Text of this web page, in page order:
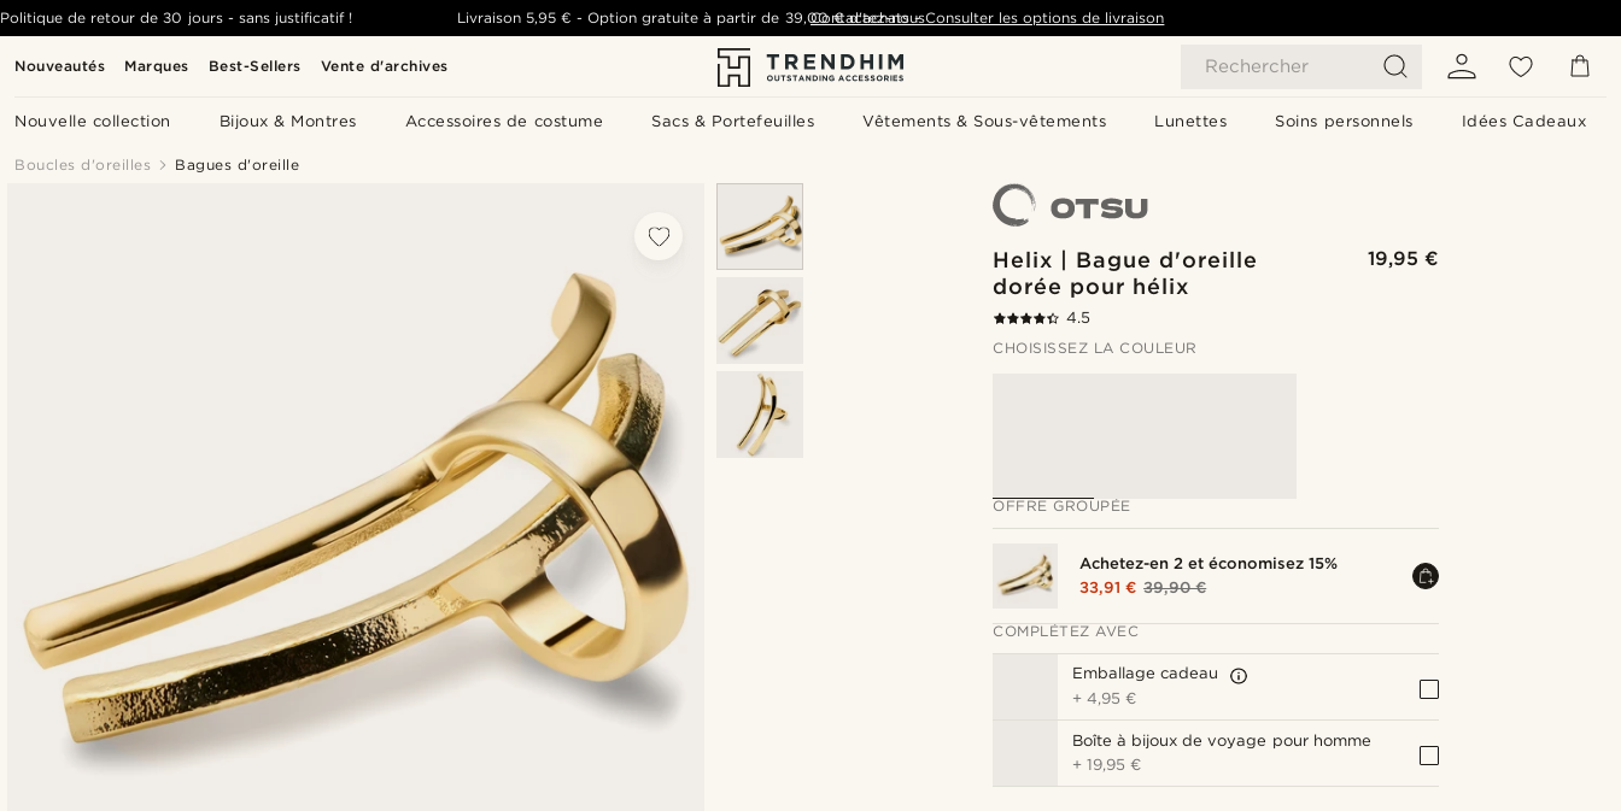
Nouveautés Marques Best-Sellers Vente d'archives Rechercher
Nouvelle collection Bijoux & Montres Accessoires de costume Sacs & Portefeuilles Vêtements & Sous-vêtements Lunettes Soins personnels Idées Cadeaux
Politique de retour de 30 jours - sans justificatif ! Livraison 5,95 € -Option gratuite à partir de 39,00 € d'achats- Consulter les options de livraison
Contactez-nous
Boucles d'oreilles Bagues d'oreille
Helix | Bague d'oreille
dorée pour hélix
19,95 €
4.5
CHOISISSEZ LA COULEUR
OFFRE GROUPÉE
Achetez-en 2 et économisez 15%
33,91 € 39,90 €
COMPLÉTEZ AVEC
Emballage cadeau
+4,95 €
Boîte à bijoux de voyage pour homme
+19,95 €